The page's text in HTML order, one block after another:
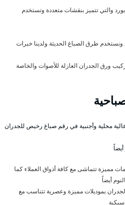
والتي تتميز بنقشات متعددة وتستخدم
ونستخدم طرق الصباغ الحديثة ولدينا خبرات
ورق الجدران العازلة للأصوات والخاصة
محلية وأجنبية في رقم صباغ رخيص للجدران
تتماشى مع كافة أذواق العملاء كما
أيضاً
بموديلات مميزة وعصرية تتناسب مع